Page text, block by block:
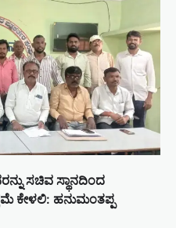
ಸಚಿವ ಸ್ಥಾನದಿಂದ
ಕೇಳಲಿ: ಹನುಮಂತಪ್ಪ